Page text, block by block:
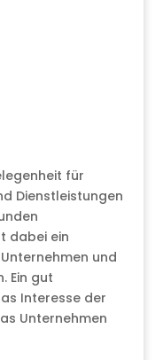
für
Dienstleistungen
dabei ein
und
Ein gut
Interesse der
Unternehmen